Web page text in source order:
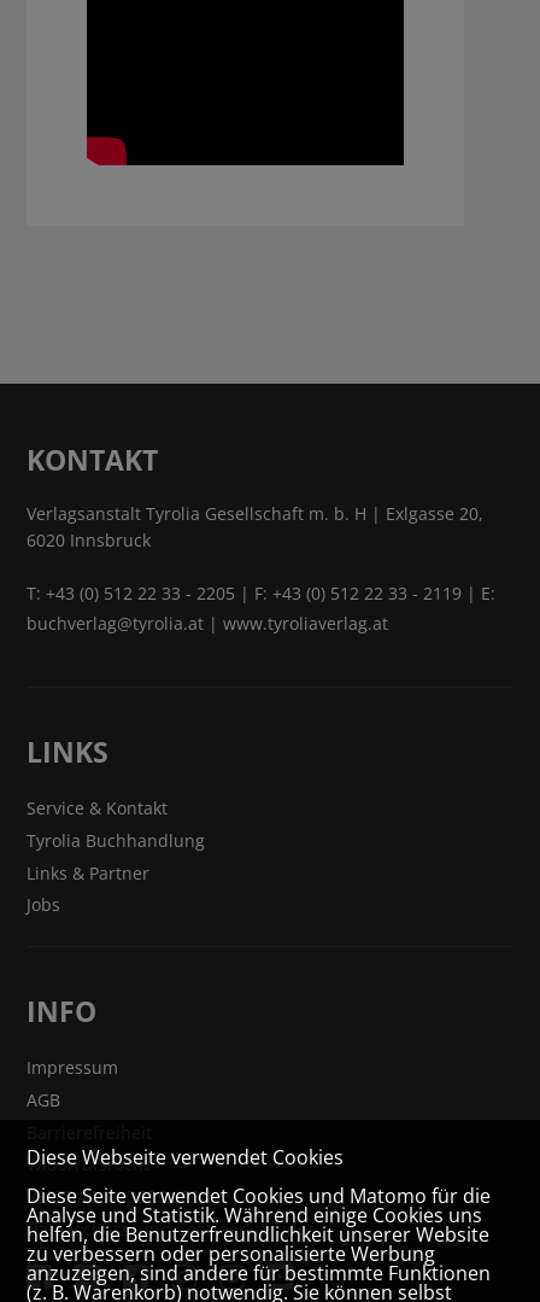
KONTAKT
Verlagsanstalt Tyrolia Gesellschaft m. b. H | Exlgasse 20,
6020 Innsbruck
T:+43 (0) 512 22 33 - 2205 | F: +43 (0) 512 22 33 - 2119 | E:
buchverlag@tyrolia.at |www.tyroliaverlag.at
LINKS
Service & Kontakt
Tyrolia Buchhandlung
Links & Partner
Jobs
INFO
Impressum
AGB
Widerrufsrecht
VERTRAG WIDERRUFEN
Datenschutz- und Cookieerklärung
Diese Webseite verwendet Cookies
Diese Seite verwendet Cookies und Matomo für die
Analyse und Statistik. Während einige Cookies uns
helfen, die Benutzerfreundlichkeit unserer Website
zu verbessern oder personalisierte Werbung
anzuzeigen, sind andere für bestimmte Funktionen
(z. B. Warenkorb) notwendig. Sie können selbst